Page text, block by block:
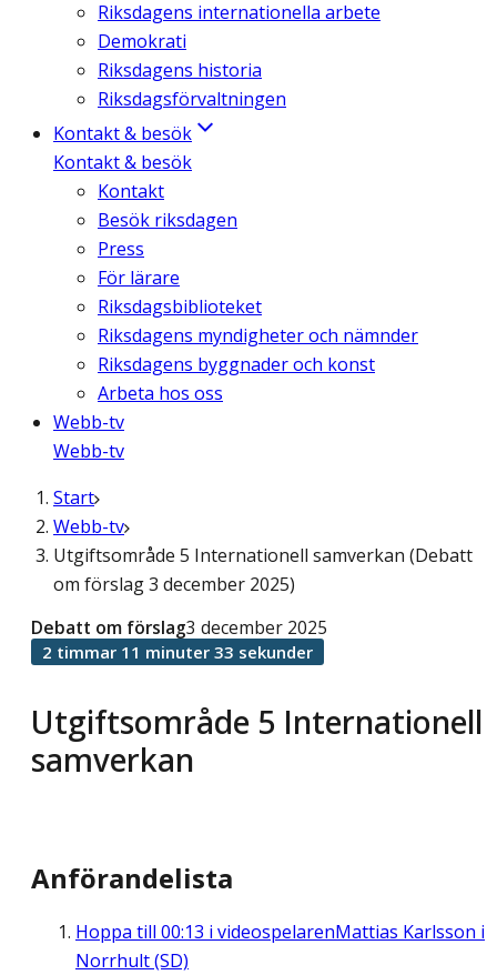
Riksdagens internationella arbete
Demokrati
Riksdagens historia
Riksdagsförvaltningen
Kontakt & besök
Kontakt & besök
Kontakt
Besök riksdagen
Press
För lärare
Riksdagsbiblioteket
Riksdagens myndigheter och nämnder
Riksdagens byggnader och konst
Arbeta hos oss
Webb-tv
Webb-tv
Start
Webb-tv
Utgiftsområde 5 Internationell samverkan (Debatt
om förslag 3 december 2025)
Utgiftsområde 5 Internationell
samverkan
Debatt om förslag3 december 2025
2 timmar 11 minuter 33 sekunder
Anförandelista
Hoppa till 00:13 i videospelarenMattias Karlsson i
Norrhult (SD)